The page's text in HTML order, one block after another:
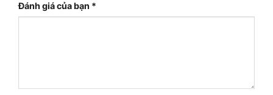
Đánh giá của bạn *